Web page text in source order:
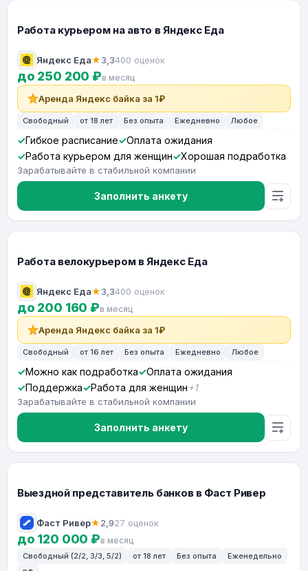
Работа курьером на авто в Яндекс Еда
Яндекс Еда★3,3400 оценок
до 250 200 ₽в месяц
Аренда Яндекс байка за 1₽
Свободный от 18 лет Без опыта Ежедневно Любое
Гибкое расписание
Оплата ожидания
Работа курьером для женщин
Хорошая подработка
Зарабатывайте в стабильной компании
Заполнить анкету
Работа велокурьером в Яндекс Еда
Яндекс Еда★3,3400 оценок
до 200 160 ₽в месяц
Аренда Яндекс байка за 1₽
Свободный от 16 лет Без опыта Ежедневно Любое
Можно как подработка
Оплата ожидания
Поддержка
Работа для женщин +1
Зарабатывайте в стабильной компании
Заполнить анкету
Выездной представитель банков в Фаст Ривер
Фаст Ривер★2,927 оценок
до 120 000 ₽в месяц
Свободный (2/2, 3/3, 5/2) от 18 лет Без опыта
Еженедельно